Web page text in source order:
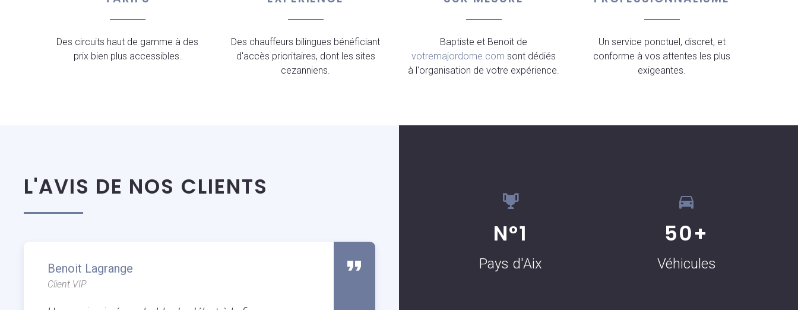
Des circuits haut de gamme à des
prix bien plus accessibles.
Des chauffeurs bilingues bénéficiant
d'accès prioritaires, dont les sites
cezanniens.
Baptiste et Benoit de
votremajordome.com sont dédiés
à l'organisation de votre expérience.
Un service ponctuel, discret, et
conforme à vos attentes les plus
exigeantes.
L'AVIS DE NOS CLIENTS
Benoit Lagrange
Client VIP
Carmen Patton Mary Johnson
N°1
Pays d'Aix
50+
Véhicules